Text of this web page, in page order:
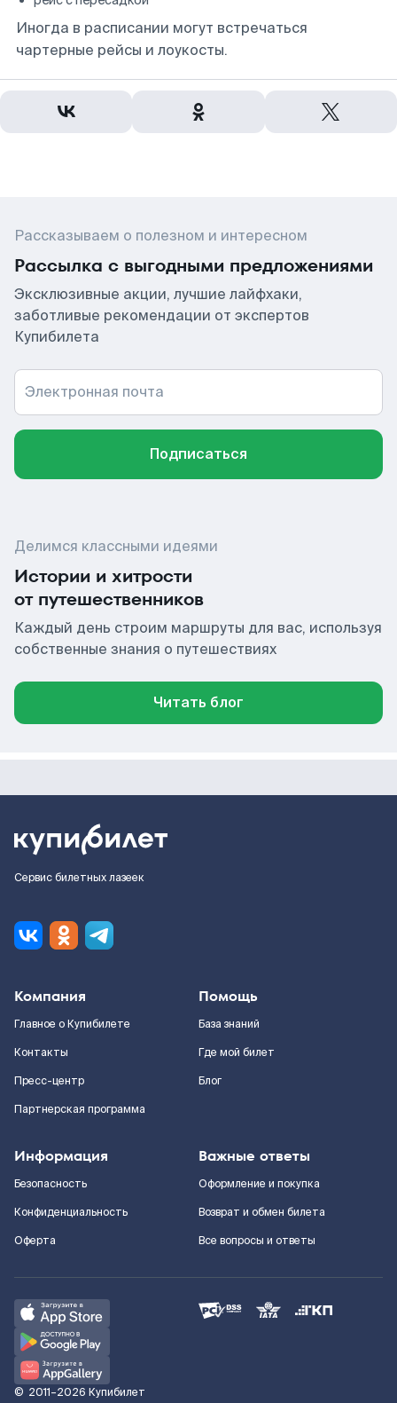
Иногда в расписании могут встречаться
чартерные рейсы и лоукосты.
Рассказываем о полезном и интересном
Рассылка с выгодными предложениями
Эксклюзивные акции, лучшие лайфхаки,
заботливые рекомендации от экспертов
Купибилета
Электронная почта
Подписаться
Делимся классными идеями
Истории и хитрости
от путешественников
Каждый день строим маршруты для вас, используя
собственные знания о путешествиях
Читать блог
Сервис билетных лазеек
Компания
Главное о Купибилете
Контакты
Пресс-центр
Партнерская программа
Помощь
База знаний
Где мой билет
Блог
Информация
Безопасность
Конфиденциальность
Оферта
Важные ответы
Оформление и покупка
Возврат и обмен билета
Все вопросы и ответы
© 2011–2026 Купибилет